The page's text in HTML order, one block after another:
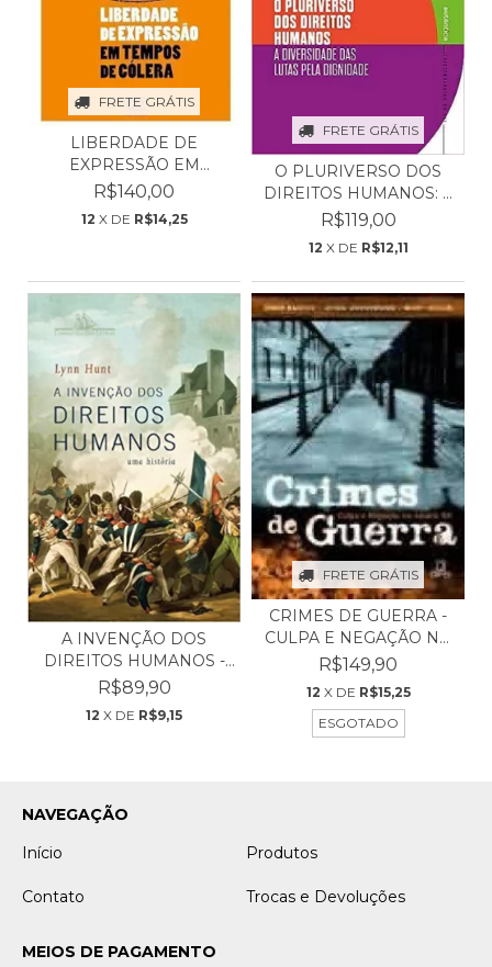
FRETE GRÁTIS
LIBERDADE DE
EXPRESSÃO EM
TEMPOS DE CÓLE...
R$140,00
12 X DE R$14,25
FRETE GRÁTIS
O PLURIVERSO DOS
DIREITOS HUMANOS: A
DIV...
R$119,00
12 X DE R$12,11
A INVENÇÃO DOS
DIREITOS HUMANOS -
LYNN H...
R$89,90
12 X DE R$9,15
FRETE GRÁTIS
CRIMES DE GUERRA -
CULPA E NEGAÇÃO NO
SÉ...
R$149,90
12 X DE R$15,25
ESGOTADO
NAVEGAÇÃO
Início
Produtos
Contato Trocas e Devoluções
MEIOS DE PAGAMENTO